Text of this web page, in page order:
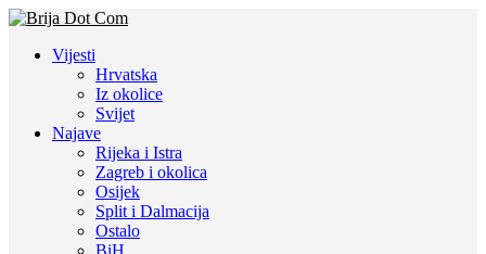
Vijesti
Hrvatska
Iz okolice
Svijet
Najave
Rijeka i Istra
Zagreb i okolica
Osijek
Split i Dalmacija
Ostalo
BiH